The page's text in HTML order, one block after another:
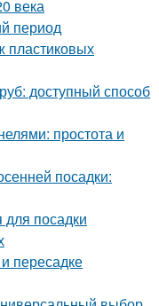
века
период
пластиковых
доступный способ
простота и
посадки:
посадки
пересадке